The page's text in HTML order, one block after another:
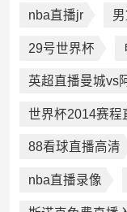
nba直播jr
29号世界杯
英超直播曼城vs
世界杯2014赛程
88看球直播高清
nba直播录像